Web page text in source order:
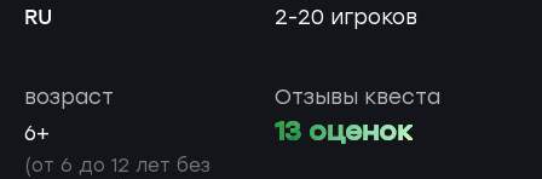
2-20 игроков
RU
возраст
6+
(от 6 до 12 лет без
Отзывы квеста
13 оценок